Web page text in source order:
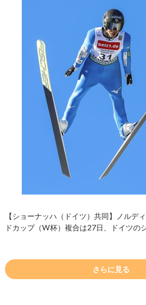
【ショーナッハ（ドイツ）共同】ノルデ
ドカップ（W杯）複合は27日、ドイツの
さらに見る